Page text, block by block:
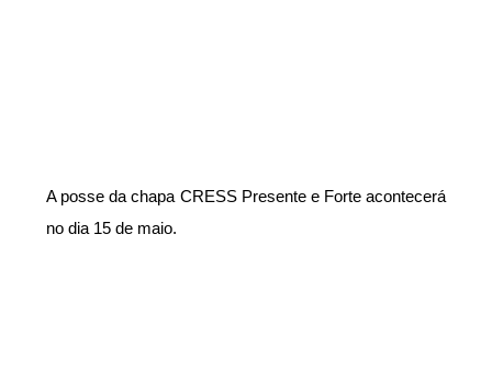
A posse da chapa CRESS Presente e Forte acontecerá
no dia 15 de maio.